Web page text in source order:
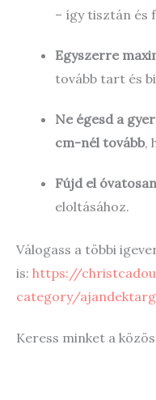
– így tisztán és
Egyszerre
tovább tart és
Ne égesd a
cm-nél tovább,
Fújd el óvatosan
eloltásához.
Válogass a többi
is: https://
category/
Keress minket a